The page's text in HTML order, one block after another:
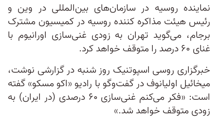
نماینده روسیه در سازمان‌های بین‌المللی در وین و
رئیس هیئت مذاکره کننده روسیه در کمیسیون مشترک
برجام، می‌گوید تهران به زودی غنی‌سازی اورانیوم با
غنای ۶۰ درصد را متوقف خواهد کرد.
خبرگزاری روسی اسپوتنیک روز شنبه در گزارشی نوشت،
میخائیل اولیانوف در گفت‌وگو با رادیو «اکو مسکو» گفته
است: «فکر می‌کنم غنی‌سازی ۶۰ درصدی (در ایران) به
زودی متوقف خواهد شد.»